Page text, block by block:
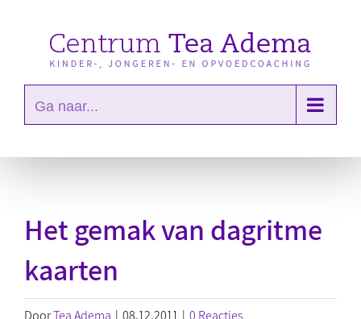
Ga naar...
Het gemak van dagritme
kaarten
DoorTea Adema | 08.12.2011 | 0 Reacties